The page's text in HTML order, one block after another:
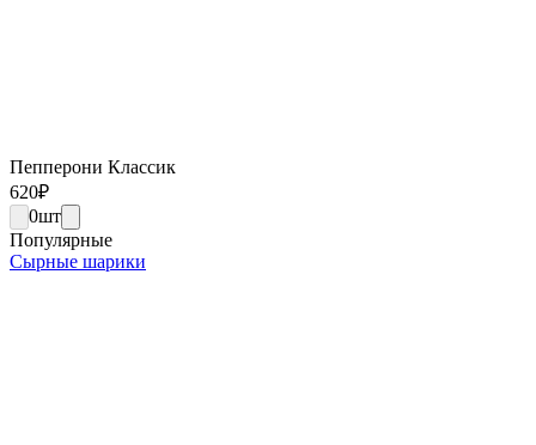
Пепперони Классик
620₽
0шт
Популярные
Сырные шарики